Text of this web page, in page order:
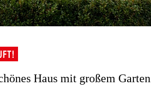
Haus mit großem Garten